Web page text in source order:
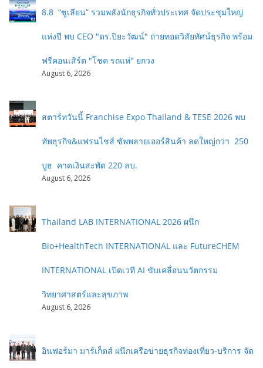
8.8 “ซูเลียน” รวมพลังนักธุรกิจทั่วประเทศ จัดประชุมใหญ่
แห่งปี พบ CEO "ดร.ปิยะวัฒน์" ถ่ายทอดวิสัยทัศน์ธุรกิจ พร้อม
ฟรีคอนเสิร์ต "โชค รถแห่" ยกวง
August 6, 2026
สตาร์ทวันนี้ Franchise Expo Thailand & TESE 2026 พบ
ทัพธุรกิจ&แฟรนไชส์ ซัพพลายเออร์สินค้า ลดใหญ่กว่า 250
บูธ คาดเงินสะพัด 220 ลบ.
August 6, 2026
Thailand LAB INTERNATIONAL 2026 ผนึก
Bio+HealthTech INTERNATIONAL และ FutureCHEM
INTERNATIONAL เปิดเวที AI ขับเคลื่อนนวัตกรรม
วิทยาศาสตร์และสุขภาพ
August 6, 2026
อินฟอร์มา มาร์เก็ตส์ ผนึกเครือข่ายธุรกิจท่องเที่ยว-บริการ จัด